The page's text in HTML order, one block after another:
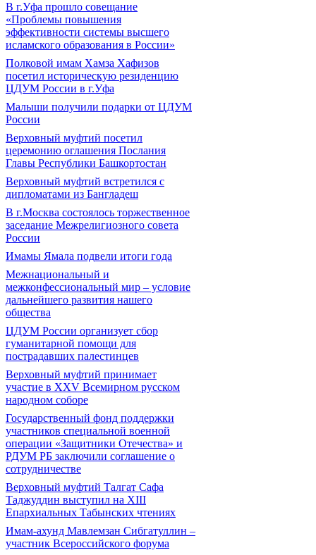
В г.Уфа прошло совещание
«Проблемы повышения
эффективности системы высшего
исламского образования в России»
Полковой имам Хамза Хафизов
посетил историческую резиденцию
ЦДУМ России в г.Уфа
Малыши получили подарки от ЦДУМ
России
Верховный муфтий посетил
церемонию оглашения Послания
Главы Республики Башкортостан
Верховный муфтий встретился с
дипломатами из Бангладеш
В г.Москва состоялось торжественное
заседание Межрелигиозного совета
России
Имамы Ямала подвели итоги года
Межнациональный и
межконфессиональный мир – условие
дальнейшего развития нашего
общества
ЦДУМ России организует сбор
гуманитарной помощи для
пострадавших палестинцев
Верховный муфтий принимает
участие в XXV Всемирном русском
народном соборе
Государственный фонд поддержки
участников специальной военной
операции «Защитники Отечества» и
РДУМ РБ заключили соглашение о
сотрудничестве
Верховный муфтий Талгат Сафа
Таджуддин выступил на ХIII
Епархиальных Табынских чтениях
Имам-ахунд Мавлемзан Сибгатуллин –
участник Всероссийского форума